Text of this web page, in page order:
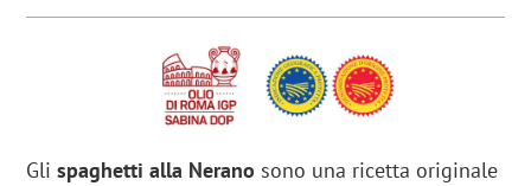
Glispaghetti alla Nerano sono una ricetta originale